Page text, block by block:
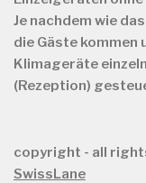
Je nachdem wie
die Gäste kommen
Klimageräte
(Rezeption)
copyright - all
SwissLane